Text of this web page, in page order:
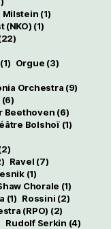
Milstein (1)
(NKO) (1)
(1) Orgue (3)
Orchestra (9)
(6)
Beethoven (6)
Bolshoï(1)
Ravel (7)
(1)
Chorale (1)
(1) Rossini (2)
(RPO) (2)
Rudolf Serkin (4)